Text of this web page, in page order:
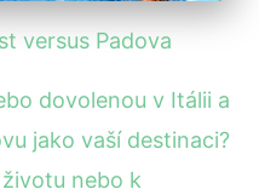
jsou nižší
versus Padova
dovolenou v Itálii a
jako vaší destinaci?
nebo k